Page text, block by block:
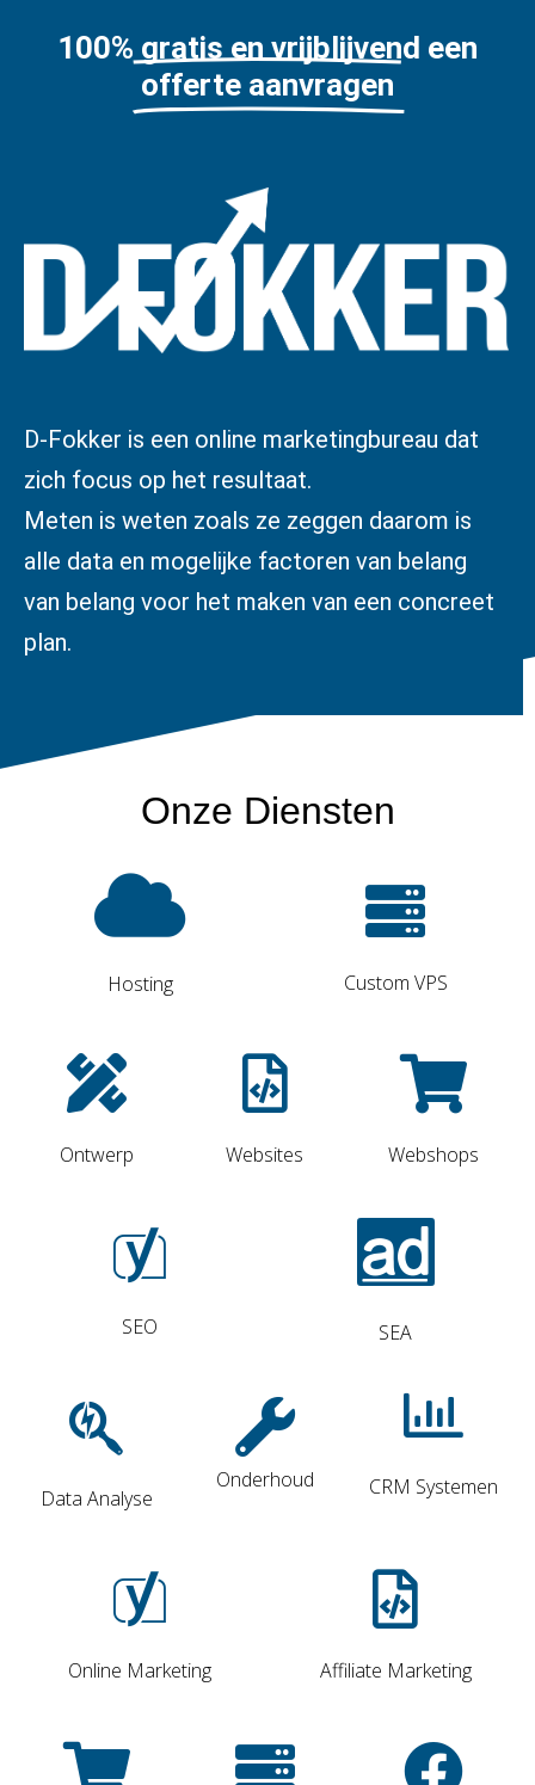
100% gratis en vrijblijvend een
offerte aanvragen
D-Fokker is een online marketingbureau dat
zich focus op het resultaat.
Meten is weten zoals ze zeggen daarom is
alle data en mogelijke factoren van belang
van belang voor het maken van een concreet
plan.
Onze Diensten
Hosting Custom VPS
Ontwerp Websites Webshops
SEO SEA
Data Analyse
Onderhoud CRM Systemen
Online Marketing Affiliate Marketing